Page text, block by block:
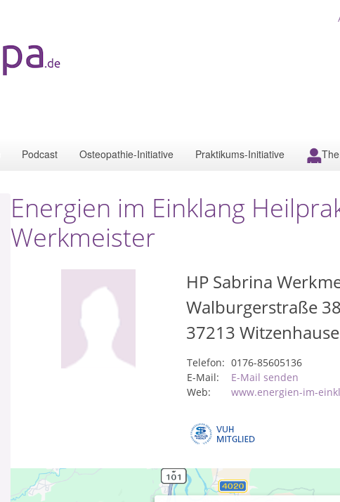
Podcast Osteopathie-Initiative Praktikums-Initiative
Energien im Einklang
Werkmeister
HP Sabrina
Walburgerstraße
37213
Telefon: 0176-85605136
E-Mail:
E-Mail senden
Web:
www.energien-im-